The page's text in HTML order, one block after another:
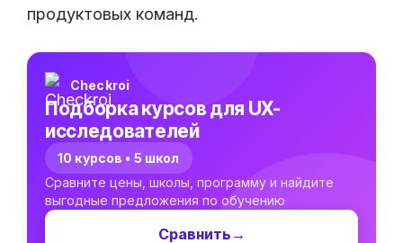
продуктовых команд.
Checkroi
Подборка курсов для UX-
исследователей
10 курсов • 5 школ
Сравните цены, школы, программу и найдите
выгодные предложения по обучению
Сравнить →